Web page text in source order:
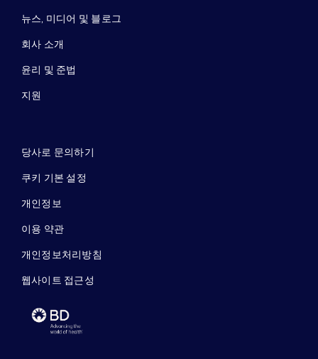
뉴스, 미디어 및 블로그
회사 소개
윤리 및 준법
지원
당사로 문의하기
쿠키 기본 설정
개인정보
이용 약관
개인정보처리방침
웹사이트 접근성